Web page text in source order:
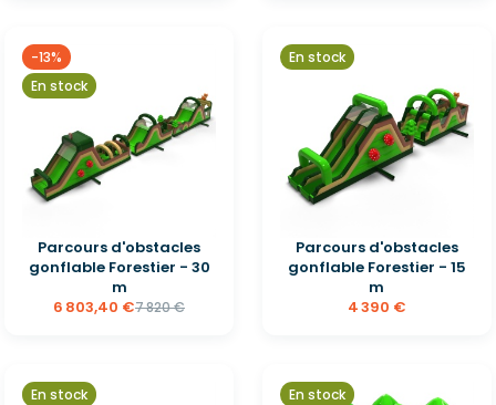
-13%
En stock
Parcours d'obstacles
gonflable Forestier - 30
m
6 803,40 €7 820 €
En stock
Parcours d'obstacles
gonflable Forestier - 15
m
4 390 €
En stock En stock